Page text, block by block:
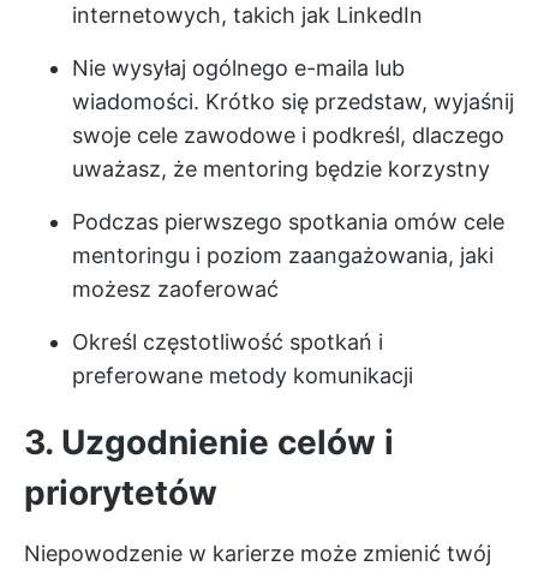
internetowych, takich jak LinkedIn
Nie wysyłaj ogólnego e-maila lub
wiadomości. Krótko się przedstaw, wyjaśnij
swoje cele zawodowe i podkreśl, dlaczego
uważasz, że mentoring będzie korzystny
Podczas pierwszego spotkania omów cele
mentoringu i poziom zaangażowania, jaki
możesz zaoferować
Określ częstotliwość spotkań i
preferowane metody komunikacji
3. Uzgodnienie celów i
priorytetów
Niepowodzenie w karierze może zmienić twój